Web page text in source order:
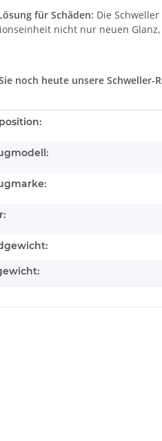
für Schäden: Die
nicht nur neuen
noch heute unsere